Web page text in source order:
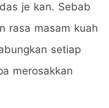
je kan. Sebab
rasa masam kuah
setiap
merosakkan